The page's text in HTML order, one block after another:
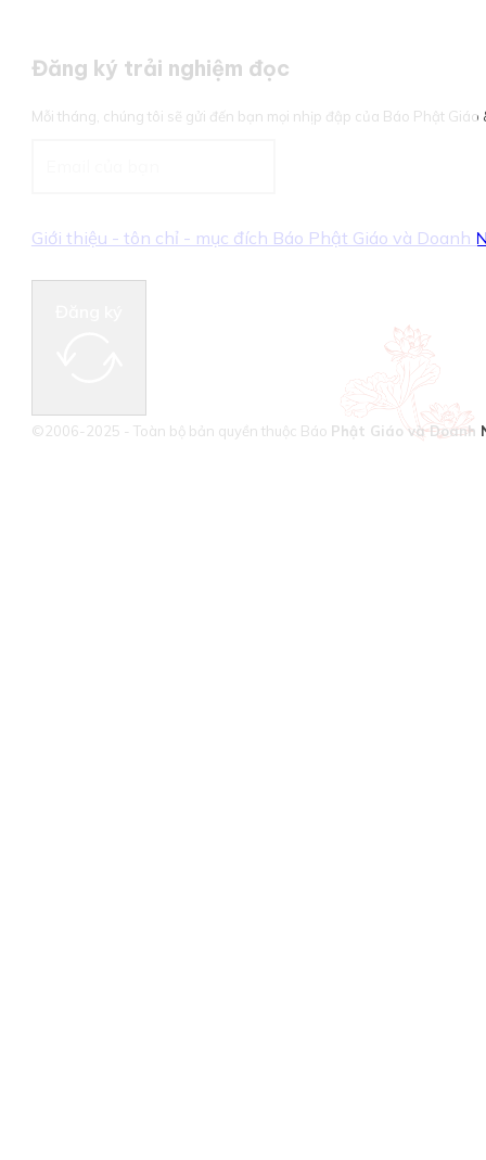
Đăng ký trải nghiệm đọc
Mỗi tháng, chúng tôi sẽ gửi đến bạn mọi nhịp đập của Báo Phật Giáo
Giới thiệu - tôn chỉ - mục đích Báo Phật Giáo và Doanh
©2006-2025 - Toàn bộ bản quyền thuộc Báo Phật Giáo và Doanh